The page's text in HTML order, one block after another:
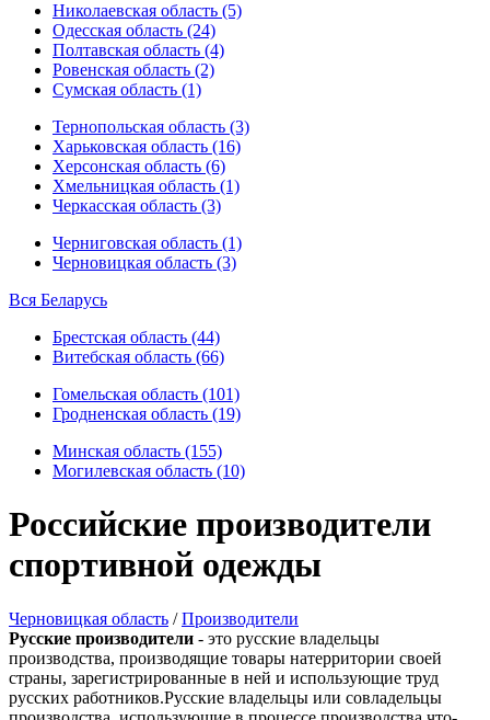
Николаевская область (5)
Одесская область (24)
Полтавская область (4)
Ровенская область (2)
Сумская область (1)
Тернопольская область (3)
Харьковская область (16)
Херсонская область (6)
Хмельницкая область (1)
Черкасская область (3)
Черниговская область (1)
Черновицкая область (3)
Вся Беларусь
Брестская область (44)
Витебская область (66)
Гомельская область (101)
Гродненская область (19)
Минская область (155)
Могилевская область (10)
Российские производители
спортивной одежды
Черновицкая область /Производители
Русские производители - это русские владельцы
производства, производящие товары натерритории своей
страны, зарегистрированные в ней и использующие труд
русских работников.Русские владельцы или совладельцы